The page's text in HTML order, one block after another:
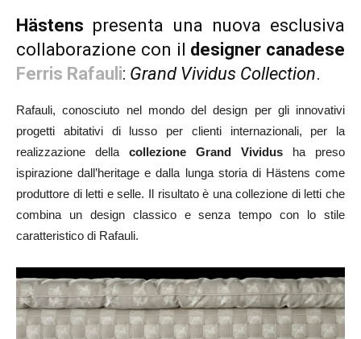
Hästens presenta una nuova esclusiva
collaborazione con il designer canadese
Ferris Rafauli: Grand Vividus Collection.
Rafauli, conosciuto nel mondo del design per gli innovativi
progetti abitativi di lusso per clienti internazionali, per la
realizzazione della collezione Grand Vividus ha preso
ispirazione dall’heritage e dalla lunga storia di Hästens come
produttore di letti e selle. Il risultato è una collezione di letti che
combina un design classico e senza tempo con lo stile
caratteristico di Rafauli.